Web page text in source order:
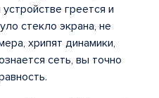
греется и
стекло экрана, не
хрипят динамики,
сеть, вы точно